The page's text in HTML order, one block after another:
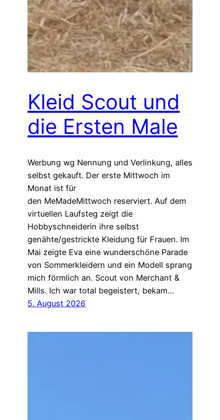
Kleid Scout und
die Ersten Male
Werbung wg Nennung und Verlinkung, alles
selbst gekauft. Der erste Mittwoch im
Monat ist für
den MeMadeMittwoch reserviert. Auf dem
virtuellen Laufsteg zeigt die
Hobbyschneiderin ihre selbst
genähte/gestrickte Kleidung für Frauen. Im
Mai zeigte Eva eine wunderschöne Parade
von Sommerkleidern und ein Modell sprang
mich förmlich an. Scout von Merchant &
Mills. Ich war total begeistert, bekam…
5. August 2026